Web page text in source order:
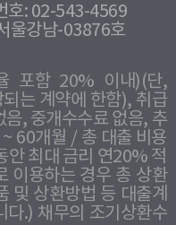
호: 02-543-4569
울강남-03876호
포함 20% 이내)(단,
는 계약에 한함), 취급
, 중개수수료 없음, 추
60개월 / 총 대출 비용
안 최대 금리 연20% 적
이용하는 경우 총 상환
및 상환방법 등 대출계
다.) 채무의 조기상환수